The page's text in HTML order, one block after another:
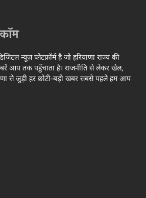
न्यूज़ प्लेटफ़ॉर्म है जो हरियाणा राज्य की
आप तक पहुँचाता है। राजनीति से लेकर खेल,
से जुड़ी हर छोटी-बड़ी खबर सबसे पहले हम आप